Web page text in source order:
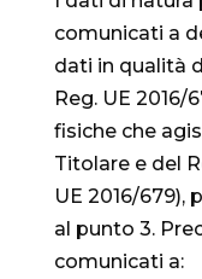
comunicati a
dati in qualità
Reg. UE 2016/
fisiche che
Titolare e del
UE 2016/679),
al punto 3.
comunicati a: